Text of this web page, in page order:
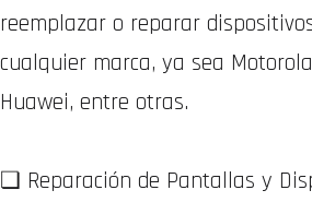
reemplazar o reparar
cualquier marca, ya sea
Huawei, entre otras.
❏ Reparación de Pantallas y